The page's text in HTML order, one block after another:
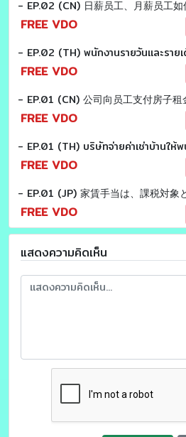
FREE VDO
FREE VDO
FREE VDO
FREE VDO
FREE VDO
แสดงความคิดเห็น